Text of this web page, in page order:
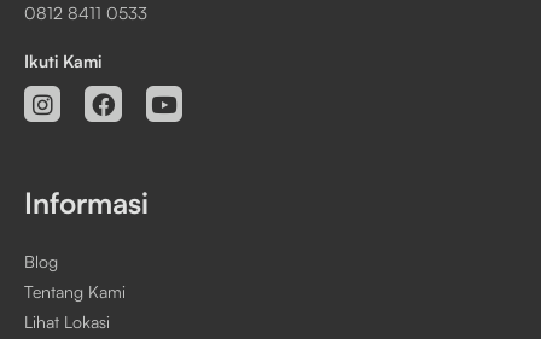
0812 8411 0533
Ikuti Kami
Informasi
Blog
Tentang Kami
Lihat Lokasi